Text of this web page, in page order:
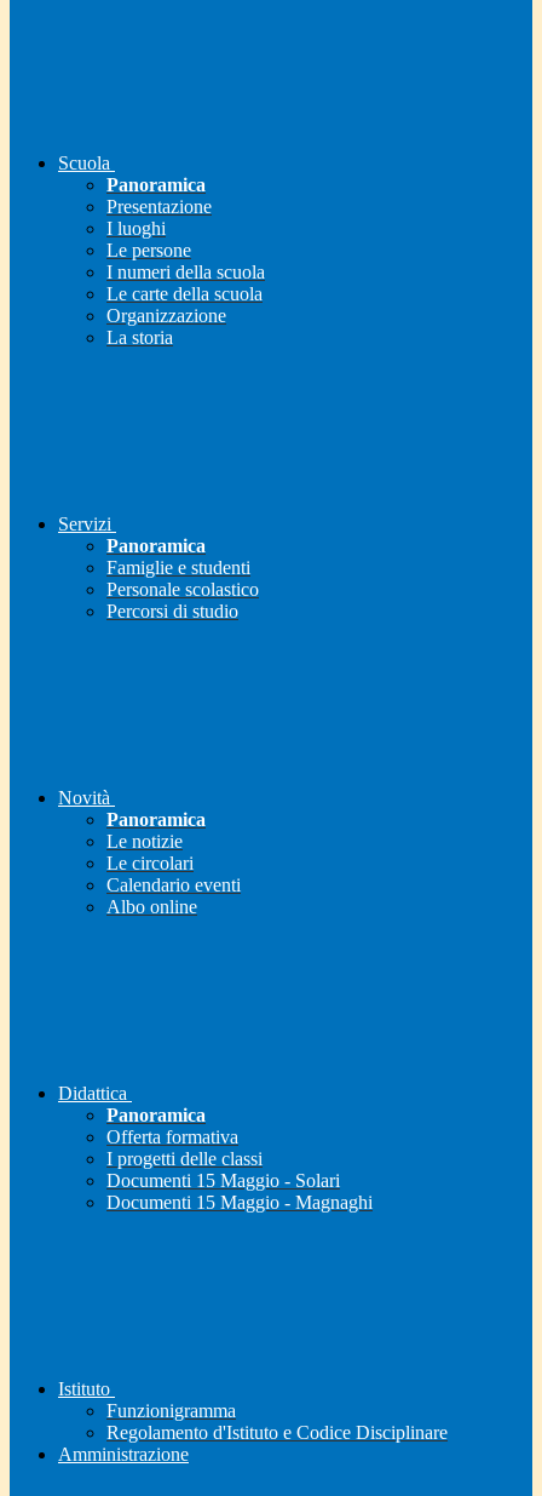
Scuola
Panoramica
Presentazione
I luoghi
Le persone
I numeri della scuola
Le carte della scuola
Organizzazione
La storia
Servizi
Panoramica
Famiglie e studenti
Personale scolastico
Percorsi di studio
Novità
Panoramica
Le notizie
Le circolari
Calendario eventi
Albo online
Didattica
Panoramica
Offerta formativa
I progetti delle classi
Documenti 15 Maggio - Solari
Documenti 15 Maggio - Magnaghi
Istituto
Funzionigramma
Regolamento d'Istituto e Codice Disciplinare
Amministrazione